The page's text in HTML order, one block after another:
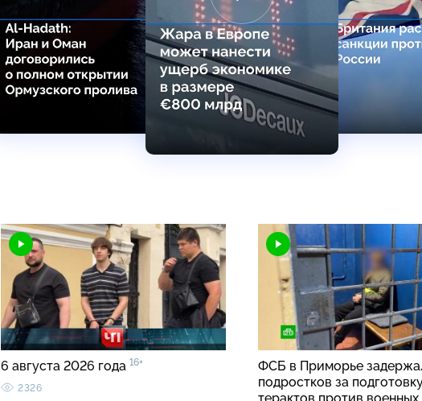
6 августа 2026 года 16+
2326
ФСБ в Приморье
подростков за